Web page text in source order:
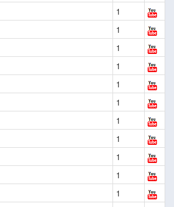
1
1
1
1
1
1
1
1
1
1
1